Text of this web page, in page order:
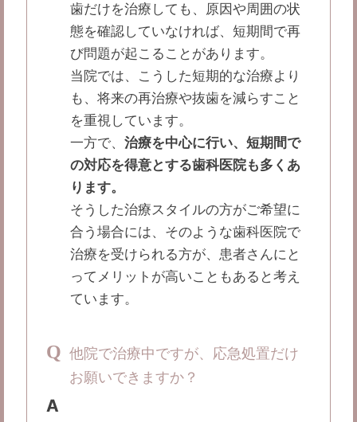
歯だけを治療しても、原因や周囲の状
態を確認していなければ、短期間で再
び問題が起こることがあります。
当院では、こうした短期的な治療より
も、将来の再治療や抜歯を減らすこと
を重視しています。
一方で、治療を中心に行い、短期間で
の対応を得意とする歯科医院も多くあ
ります。
そうした治療スタイルの方がご希望に
合う場合には、そのような歯科医院で
治療を受けられる方が、患者さんにと
ってメリットが高いこともあると考え
ています。
Q 他院で治療中ですが、応急処置だけ
お願いできますか？
A